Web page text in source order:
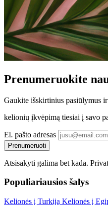
Prenumeruokite
Gaukite išskirtinius pasiūlymus ir
kelionių įkvėpimą tiesiai į savo
El. pašto adresas
Prenumeruoti
Atsisakyti galima bet kada.
Populiariausios šalys
Kelionės į Turkiją Kelionės į